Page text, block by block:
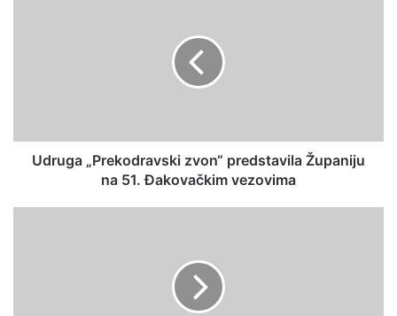
Udruga „Prekodravski zvon“ predstavila Županiju
na 51. Đakovačkim vezovima